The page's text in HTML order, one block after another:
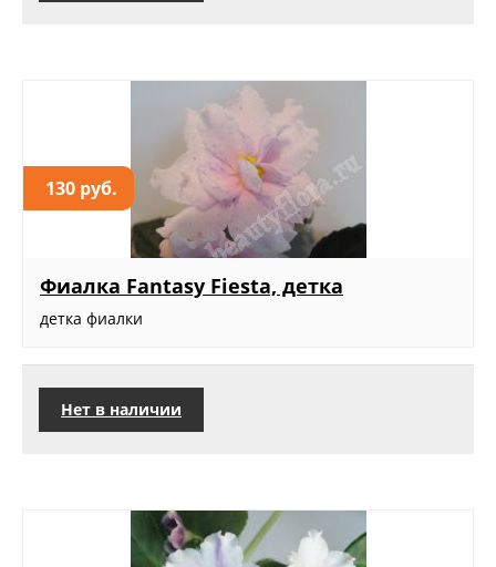
130 руб.
Фиалка Fantasy Fiesta, детка
детка фиалки
Нет в наличии